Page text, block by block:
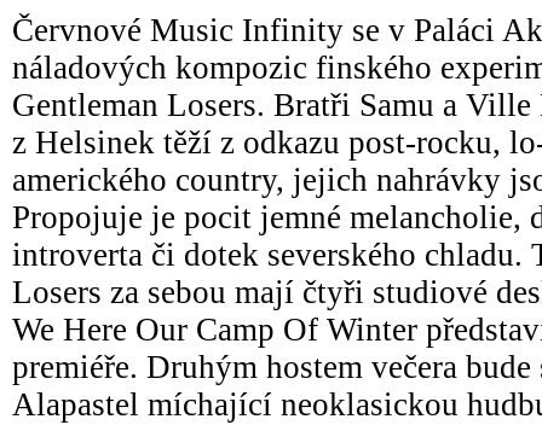
Červnové Music Infinity se v Paláci
náladových kompozic finského
Gentleman Losers. Bratři Samu a
z Helsinek těží z odkazu post-rocku,
amerického country, jejich nahrávky
Propojuje je pocit jemné melancholie,
introverta či dotek severského chladu.
Losers za sebou mají čtyři studiové
We Here Our Camp Of Winter
premiéře. Druhým hostem večera
Alapastel míchající neoklasickou